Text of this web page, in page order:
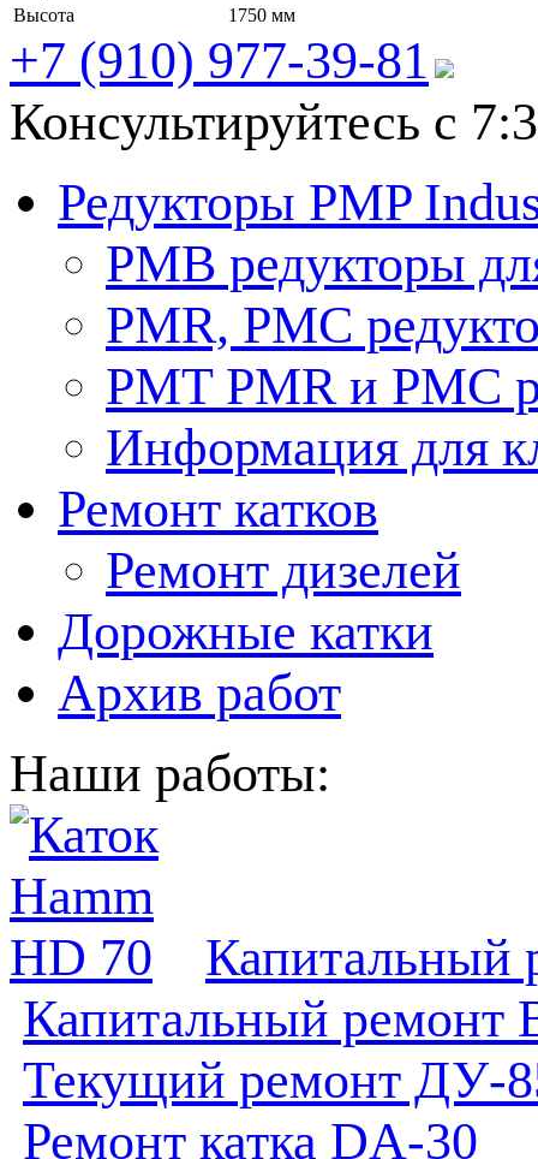
Высота
1750 мм
+7 (910) 977-39-81
Консультируйтесь с
Редукторы PMP
PMB редукторы
РМR, PMC
PMT PMR и PMC
Информация для
Ремонт катков
Ремонт дизелей
Дорожные катки
Архив работ
Наши работы:
Капитальный
Капитальный ремонт
Текущий ремонт ДУ-
Ремонт катка DA-30